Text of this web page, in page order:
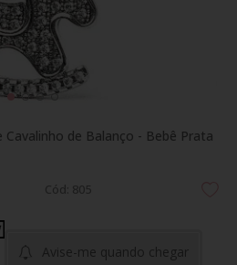
de Balanço - Bebê Prata
Cód: 805
Avise-me quando chegar